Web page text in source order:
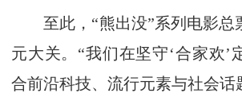
至此，“熊出没”系列电影总
元大关。“我们在坚守‘合家欢’
合前沿科技、流行元素与社会话